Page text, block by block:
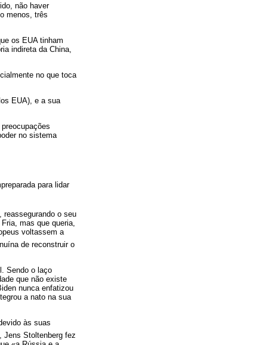
não haver
menos, três
os EUA tinham
indireta da China,
no que toca
EUA), e a sua
no sistema
para lidar
, reassegurando o seu
mas que queria,
voltassem a
de reconstruir o
Sendo o laço
que não existe
nunca enfatizou
a nato na sua
às suas
Jens Stoltenberg fez